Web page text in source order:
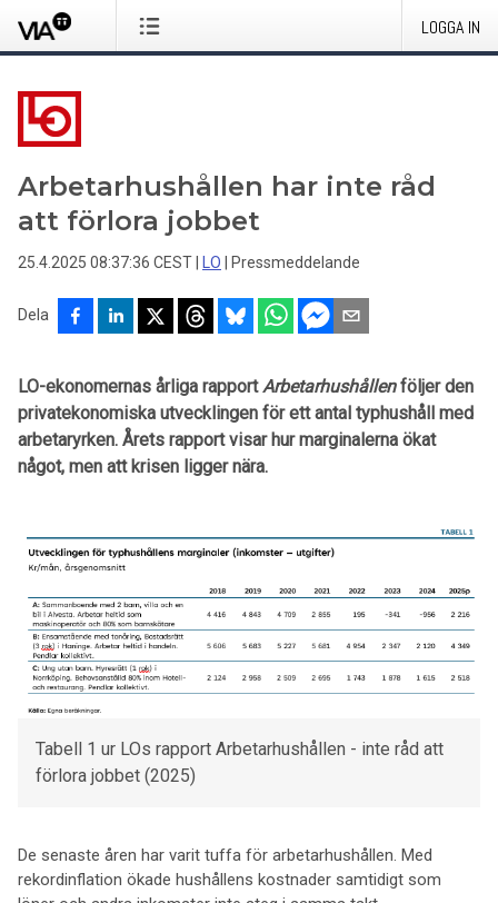
LOGGA IN
Arbetarhushållen har inte råd
att förlora jobbet
25.4.2025 08:37:36 CEST LO Pressmeddelande
Dela
LO-ekonomernas årliga rapportArbetarhushållenföljer den
privatekonomiska utvecklingen för ett antal typhushåll med
arbetaryrken. Årets rapport visar hur marginalerna ökat
något, men att krisen ligger nära.
Tabell 1 ur LOs rapport Arbetarhushållen - inte råd att
förlora jobbet (2025)
De senaste åren har varit tuffa för arbetarhushållen. Med
rekordinflation ökade hushållens kostnader samtidigt som